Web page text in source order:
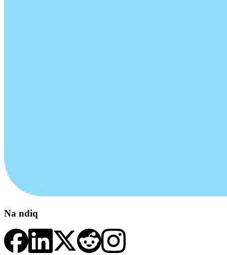
Na ndiq